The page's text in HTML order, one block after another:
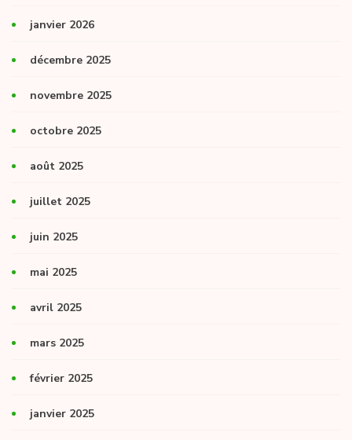
janvier 2026
décembre 2025
novembre 2025
octobre 2025
août 2025
juillet 2025
juin 2025
mai 2025
avril 2025
mars 2025
février 2025
janvier 2025